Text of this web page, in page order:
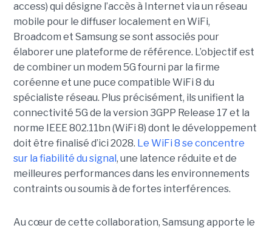
access) qui désigne l’accès à Internet via un réseau
mobile pour le diffuser localement en WiFi,
Broadcom et Samsung se sont associés pour
élaborer une plateforme de référence. L’objectif est
de combiner un modem 5G fourni par la firme
coréenne et une puce compatible WiFi 8 du
spécialiste réseau. Plus précisément, ils unifient la
connectivité 5G de la version 3GPP Release 17 et la
norme IEEE 802.11bn (WiFi 8) dont le développement
doit être finalisé d’ici 2028. Le WiFi 8 se concentre
sur la fiabilité du signal , une latence réduite et de
meilleures performances dans les environnements
contraints ou soumis à de fortes interférences.
Au cœur de cette collaboration, Samsung apporte le